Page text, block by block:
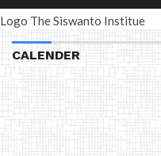
Logo The Siswanto Institue
CALENDER